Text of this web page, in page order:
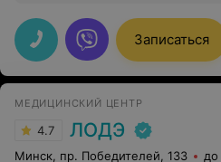
Записаться
МЕДИЦИНСКИЙ ЦЕНТР
4.7 ЛОДЭ
Минск, пр. Победителей, 133 до